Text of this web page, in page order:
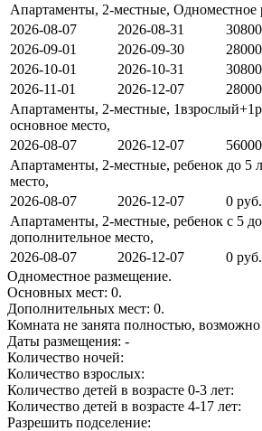
Апартаменты, 2-местные, Одноместное
2026-08-07
2026-08-31
2026-09-01
2026-09-30
2026-10-01
2026-10-31
2026-11-01
2026-12-07
Апартаменты, 2-местные,
основное место,
2026-08-07
2026-12-07
Апартаменты, 2-местные, ребенок до 5
место,
2026-08-07
2026-12-07
0
Апартаменты, 2-местные, ребенок с 5 до
дополнительное место,
2026-08-07
2026-12-07
0
Одноместное размещение.
Основных мест: 0.
Дополнительных мест: 0.
Комната не занята полностью,
Даты размещения: -
Количество ночей:
Количество взрослых:
Количество детей в возрасте 0-3 лет:
Количество детей в возрасте 4-17 лет:
Разрешить подселение: